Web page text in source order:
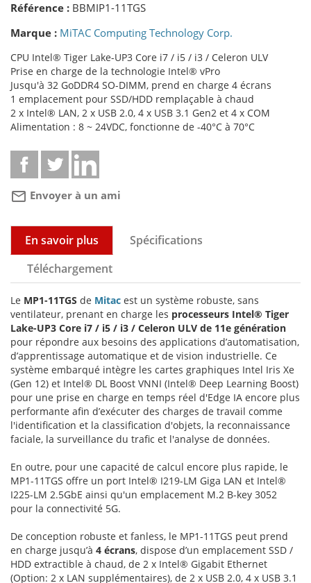
Référence : BBMIP1-11TGS
Marque : MiTAC Computing Technology Corp.
CPU Intel® Tiger Lake-UP3 Core i7 / i5 / i3 / Celeron ULV
Prise en charge de la technologie Intel® vPro
Jusqu'à 32 GoDDR4 SO-DIMM, prend en charge 4 écrans
1 emplacement pour SSD/HDD remplaçable à chaud
2 x Intel® LAN, 2 x USB 2.0, 4 x USB 3.1 Gen2 et 4 x COM
Alimentation : 8 ~ 24VDC, fonctionne de -40°C à 70°C
mail_outline Envoyer à un ami
En savoir plus
Spécifications
Téléchargement
Le MP1-11TGS de Mitac est un système robuste, sans
ventilateur, prenant en charge les processeurs Intel® Tiger
Lake-UP3 Core i7 / i5 / i3 / Celeron ULV de 11e génération
pour répondre aux besoins des applications d’automatisation,
d’apprentissage automatique et de vision industrielle. Ce
système embarqué intègre les cartes graphiques Intel Iris Xe
(Gen 12) et Intel® DL Boost VNNI (Intel® Deep Learning Boost)
pour une prise en charge en temps réel d'Edge IA encore plus
performante afin d’exécuter des charges de travail comme
l'identification et la classification d'objets, la reconnaissance
faciale, la surveillance du trafic et l'analyse de données.
En outre, pour une capacité de calcul encore plus rapide, le
MP1-11TGS offre un port Intel® I219-LM Giga LAN et Intel®
I225-LM 2.5GbE ainsi qu'un emplacement M.2 B-key 3052
pour la connectivité 5G.
De conception robuste et fanless, le MP1-11TGS peut prend
en charge jusqu’à 4 écrans, dispose d’un emplacement SSD /
HDD extractible à chaud, de 2 x Intel® Gigabit Ethernet
(Option: 2 x LAN supplémentaires), de 2 x USB 2.0, 4 x USB 3.1